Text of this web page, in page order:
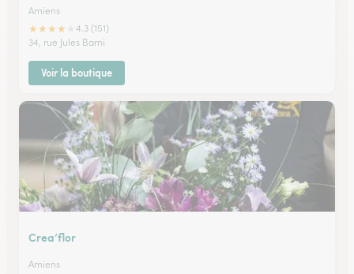
Amiens
★★★★
4.3 (151)
34, rue Jules Barni
Voir la boutique
Crea’flor
Amiens